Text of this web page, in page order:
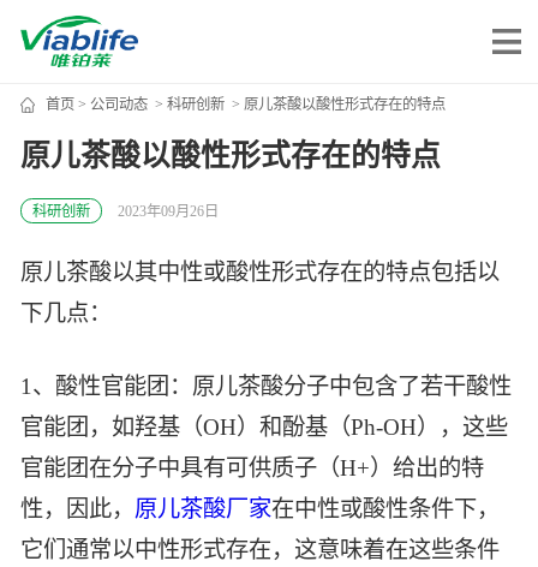
唯铂莱
公司介绍
公司动态
唯产品
美妆护肤
健康食品
唯创新
智能生物乐高平台
首页 > 公司动态> 科研创新> 原儿茶酸以酸性形式存在的特点
原儿茶酸以酸性形式存在的特点
科研创新 2023年09月26日
原儿茶酸以其中性或酸性形式存在的特点包括以
下几点：
1、酸性官能团：原儿茶酸分子中包含了若干酸性
官能团，如羟基（OH）和酚基（Ph-OH），这些
官能团在分子中具有可供质子（H+）给出的特
性，因此， 原儿茶酸厂家在中性或酸性条件下，
它们通常以中性形式存在，这意味着在这些条件